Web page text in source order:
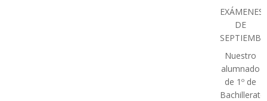
EXÁMENES
DE
Nuestro
alumnado
de 1º de
Bachillerato